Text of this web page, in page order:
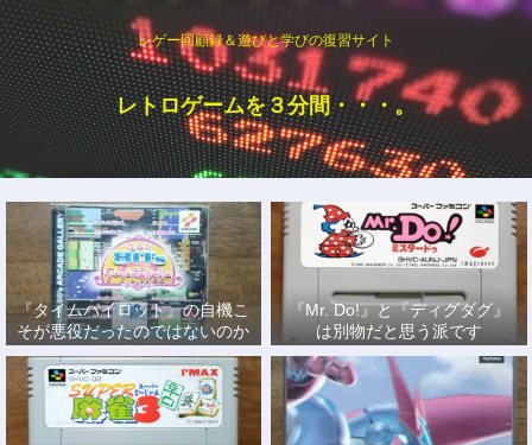
レゲー回顧録＆遊びと学びの復習サイト
レトロゲームを３分間・・・。
『タイムパイロット』の自機こ
そが悪役だったのではないのか
説
『Mr. Do!』と『ディグダグ』
は別物だと思う派です